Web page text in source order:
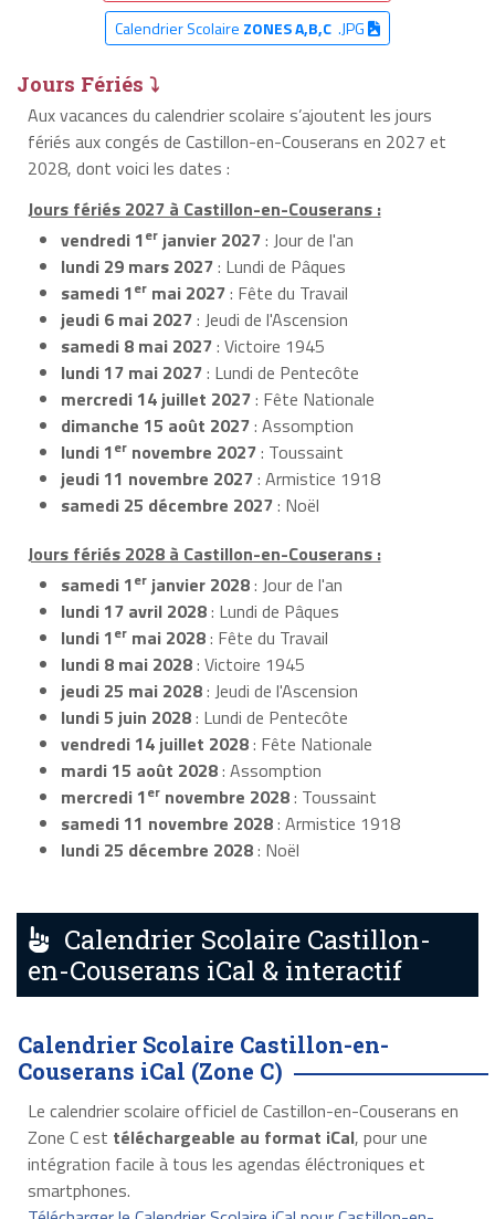
Calendrier Scolaire ZONES A,B,C.JPG
Jours Fériés ⤵
Aux vacances du calendrier scolaire s’ajoutent les jours
fériés aux congés de Castillon-en-Couserans en 2027 et
2028, dont voici les dates :
Jours fériés 2027 à Castillon-en-Couserans :
vendredi 1er janvier 2027: Jour de l'an
lundi 29 mars 2027: Lundi de Pâques
samedi 1er mai 2027: Fête du Travail
jeudi 6 mai 2027: Jeudi de l'Ascension
samedi 8 mai 2027: Victoire 1945
lundi 17 mai 2027: Lundi de Pentecôte
mercredi 14 juillet 2027: Fête Nationale
dimanche 15 août 2027: Assomption
lundi 1er novembre 2027: Toussaint
jeudi 11 novembre 2027: Armistice 1918
samedi 25 décembre 2027: Noël
Jours fériés 2028 à Castillon-en-Couserans :
samedi 1er janvier 2028: Jour de l'an
lundi 17 avril 2028: Lundi de Pâques
lundi 1er mai 2028: Fête du Travail
lundi 8 mai 2028: Victoire 1945
jeudi 25 mai 2028: Jeudi de l'Ascension
lundi 5 juin 2028: Lundi de Pentecôte
vendredi 14 juillet 2028: Fête Nationale
mardi 15 août 2028: Assomption
mercredi 1er novembre 2028: Toussaint
samedi 11 novembre 2028: Armistice 1918
lundi 25 décembre 2028: Noël
Calendrier Scolaire Castillon-
en-Couserans iCal & interactif
Calendrier Scolaire Castillon-en-
Couserans iCal (Zone C)
Le calendrier scolaire officiel de Castillon-en-Couserans en
Zone C est téléchargeable au format iCal, pour une
intégration facile à tous les agendas éléctroniques et
smartphones.